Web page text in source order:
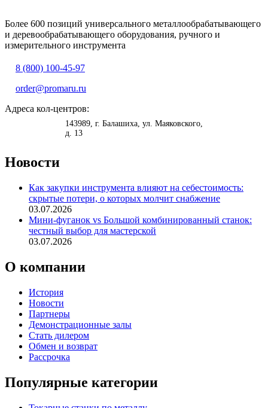
Более 600 позиций универсального металлообрабатывающего
и деревообрабатывающего оборудования, ручного и
измерительного инструмента
8 (800) 100-45-97
order@promaru.ru
Адреса кол-центров:
143989 , г. Балашиха ул. Маяковского,
д. 13
Новости
Как закупки инструмента влияют на себестоимость:
скрытые потери, о которых молчит снабжение
03.07.2026
Мини-фуганок vs Большой комбинированный станок:
честный выбор для мастерской
03.07.2026
О компании
История
Новости
Партнеры
Демонстрационные залы
Стать дилером
Обмен и возврат
Рассрочка
Популярные категории